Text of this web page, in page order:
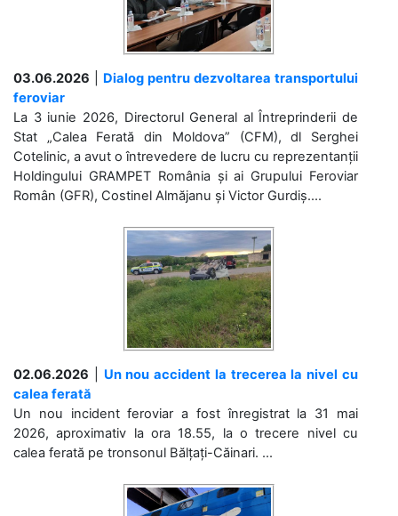
03.06.2026
Dialog pentru dezvoltarea transportului
feroviar
La 3 iunie 2026, Directorul General al Întreprinderii de
Stat „Calea Ferată din Moldova” (CFM), dl Serghei
Cotelinic, a avut o întrevedere de lucru cu reprezentanții
Holdingului GRAMPET România și ai Grupului Feroviar
Român (GFR), Costinel Almăjanu și Victor Gurdiș....
02.06.2026
Un nou accident la trecerea la nivel cu
calea ferată
Un nou incident feroviar a fost înregistrat la 31 mai
2026, aproximativ la ora 18.55, la o trecere nivel cu
calea ferată pe tronsonul Bălțați-Căinari. ...